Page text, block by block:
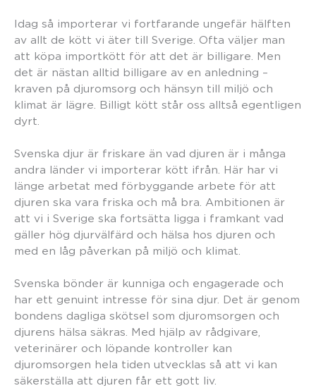
Idag så importerar vi fortfarande ungefär hälften
av allt de kött vi äter till Sverige. Ofta väljer man
att köpa importkött för att det är billigare. Men
det är nästan alltid billigare av en anledning –
kraven på djuromsorg och hänsyn till miljö och
klimat är lägre. Billigt kött står oss alltså egentligen
dyrt.
Svenska djur är friskare än vad djuren är i många
andra länder vi importerar kött ifrån. Här har vi
länge arbetat med förbyggande arbete för att
djuren ska vara friska och må bra. Ambitionen är
att vi i Sverige ska fortsätta ligga i framkant vad
gäller hög djurvälfärd och hälsa hos djuren och
med en låg påverkan på miljö och klimat.
Svenska bönder är kunniga och engagerade och
har ett genuint intresse för sina djur. Det är genom
bondens dagliga skötsel som djuromsorgen och
djurens hälsa säkras. Med hjälp av rådgivare,
veterinärer och löpande kontroller kan
djuromsorgen hela tiden utvecklas så att vi kan
säkerställa att djuren får ett gott liv.